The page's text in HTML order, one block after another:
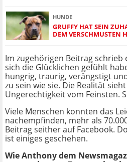
HUNDE
GRUFFY HAT SEIN
DEM VERSCHMUSTEN
Im zugehörigen Beitrag schrieb
sich die Glücklichen gefühlt
hungrig, traurig, verängstigt
zu sein wie sie. Die Realität
Ungerechtigkeit vom Feinsten.
Viele Menschen konnten das
nachempfinden, mehr als
Beitrag seither auf Facebook.
ist einiges geschehen.
Wie Anthony dem